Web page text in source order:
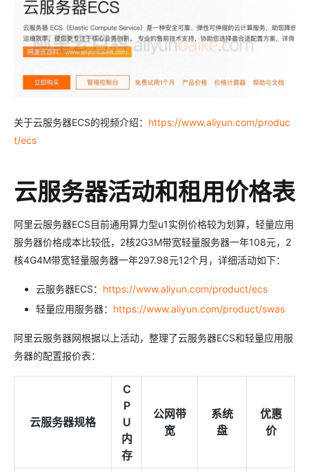
关于云服务器ECS的视频介绍： https://www.aliyun.com/produc
t/ecs
云服务器活动和租用价格表
阿里云服务器ECS目前通用算力型u1实例价格较为划算，轻量应用
服务器价格成本比较低，2核2G3M带宽轻量服务器一年108元，2
核4G4M带宽轻量服务器一年297.98元12个月，详细活动如下：
云服务器ECS： https://www.aliyun.com/product/ecs
轻量应用服务器： https://www.aliyun.com/product/swas
阿里云服务器网根据以上活动，整理了云服务器ECS和轻量应用服
务器的配置报价表：
云服务器规格
C
P
U
内
存
公网带
宽
系统
盘
优惠
价